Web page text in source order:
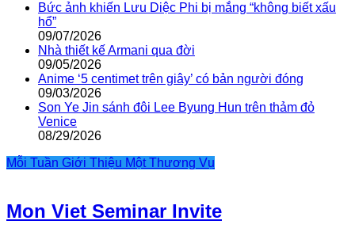
Bức ảnh khiến Lưu Diệc Phi bị mắng “không biết xấu
hổ”
09/07/2026
Nhà thiết kế Armani qua đời
09/05/2026
Anime ‘5 centimet trên giây’ có bản người đóng
09/03/2026
Son Ye Jin sánh đôi Lee Byung Hun trên thảm đỏ
Venice
08/29/2026
Mỗi Tuần Giới Thiệu Một Thương Vụ
Mon Viet Seminar Invite